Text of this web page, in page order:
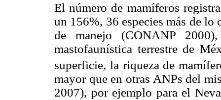
El número de mamíferos
un 156%, 36 especies más de
de manejo (CONANP
mastofaunística terrestre de
superficie, la riqueza de
mayor que en otras ANPs del
2007), por ejemplo para el